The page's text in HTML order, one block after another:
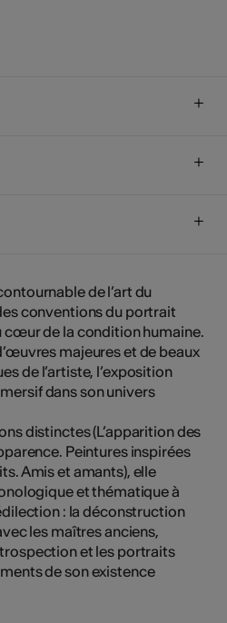
de l’art du
conventions du portrait
de la condition humaine.
majeures et de beaux
de l’artiste, l’exposition
dans son univers
distinctes (L’apparition des
Peintures inspirées
Amis et amants), elle
et thématique à
: la déconstruction
les maîtres anciens,
et les portraits
de son existence